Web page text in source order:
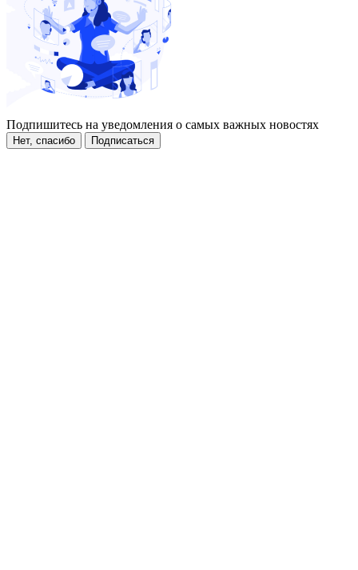
Подпишитесь на уведомления о самых важных новостях
Нет, спасибо Подписаться